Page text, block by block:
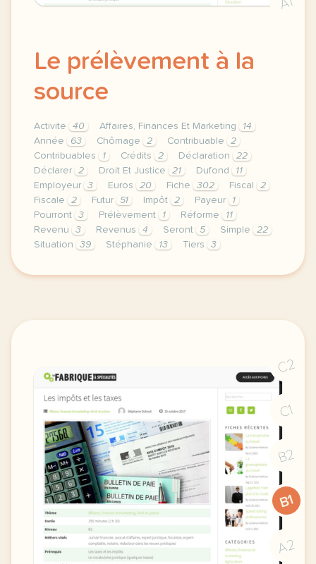
Le prélèvement à la
source
Activite 40 Affaires, Finances Et Marketing
14
Année
63 Chômage 2 Contribuable
2
Contribuables
1 Crédits 2 Déclaration
22
Déclarer
2 Droit Et Justice 21 Dufond
11
Employeur
3 Euros 20 Fiche 302 Fiscal
2
Fiscale
2 Futur 51 Impôt 2 Payeur
1
Pourront
3 Prélèvement 1 Réforme
11
Revenu
3 Revenus 4 Seront 5 Simple
22
Situation
39 Stéphanie 13 Tiers 3
theme affaires finances et marketing droit et
C2
C1
B2
B1
A2